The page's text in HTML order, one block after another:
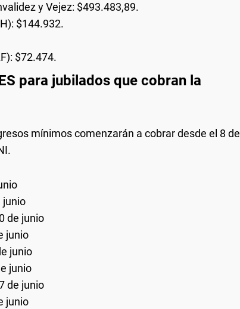
y Vejez: $493.483,89.
$144.932.
$72.474.
para jubilados que cobran la
mínimos comenzarán a cobrar desde el 8 de
junio
de junio
junio
junio
junio
de junio
junio